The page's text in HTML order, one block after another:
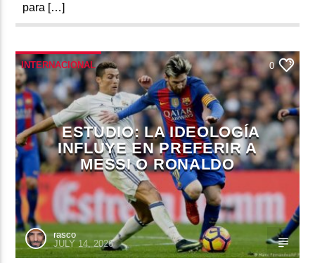
para […]
INTERNACIONAL 0
ESTUDIO: LA IDEOLOGÍA
INFLUYE EN PREFERIR A
MESSI O RONALDO
rasco
JULY 14, 2026